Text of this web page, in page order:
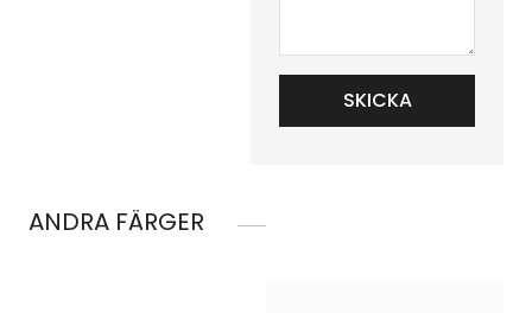
ANDRA FÄRGER